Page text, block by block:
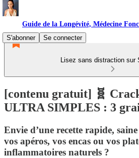
Guide de la Longévité, Médecine
S'abonner
Se connecter
Lisez sans distraction sur
[contenu gratuit] 🧬
ULTRA SIMPLES : 3
Envie d’une recette rapide,
vos apéros, vos encas ou vos
inflammatoires naturels ?